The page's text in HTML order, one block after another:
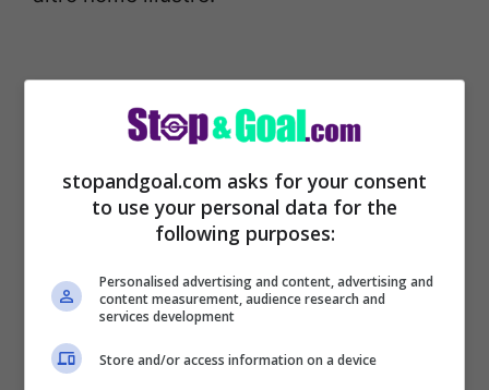
Saul Niguez è in uscita dall’Atletico Madrid
stopandgoal.com asks for your consent
to use your personal data for the
following purposes:
Personalised advertising and content, advertising and
content measurement, audience research and
services development
Store and/or access information on a device